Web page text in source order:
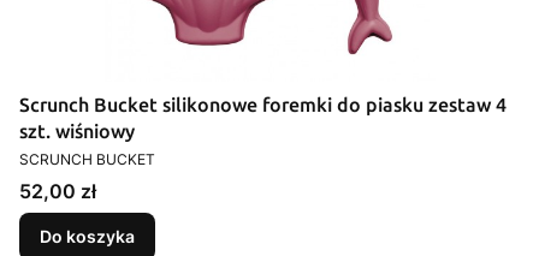
Scrunch Bucket silikonowe foremki do piasku zestaw 4
szt. wiśniowy
PRODUCENT
SCRUNCH BUCKET
Cena
52,00 zł
Do koszyka